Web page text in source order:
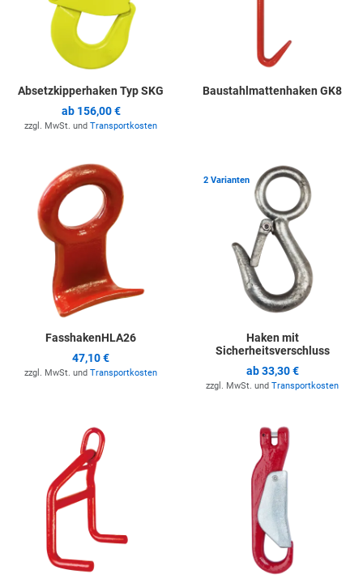
Absetzkipperhaken Typ SKG
ab 156,00 €
zzgl. MwSt. und Transportkosten
Baustahlmattenhaken GK8
Zur Merkliste hinzufügen
FasshakenHLA26
47,10 €
zzgl. MwSt. und Transportkosten
2 Varianten
Haken mit
Sicherheitsverschluss
ab33,30 €
zzgl. MwSt. und Transportkosten
Zur Merkliste hinzufügen